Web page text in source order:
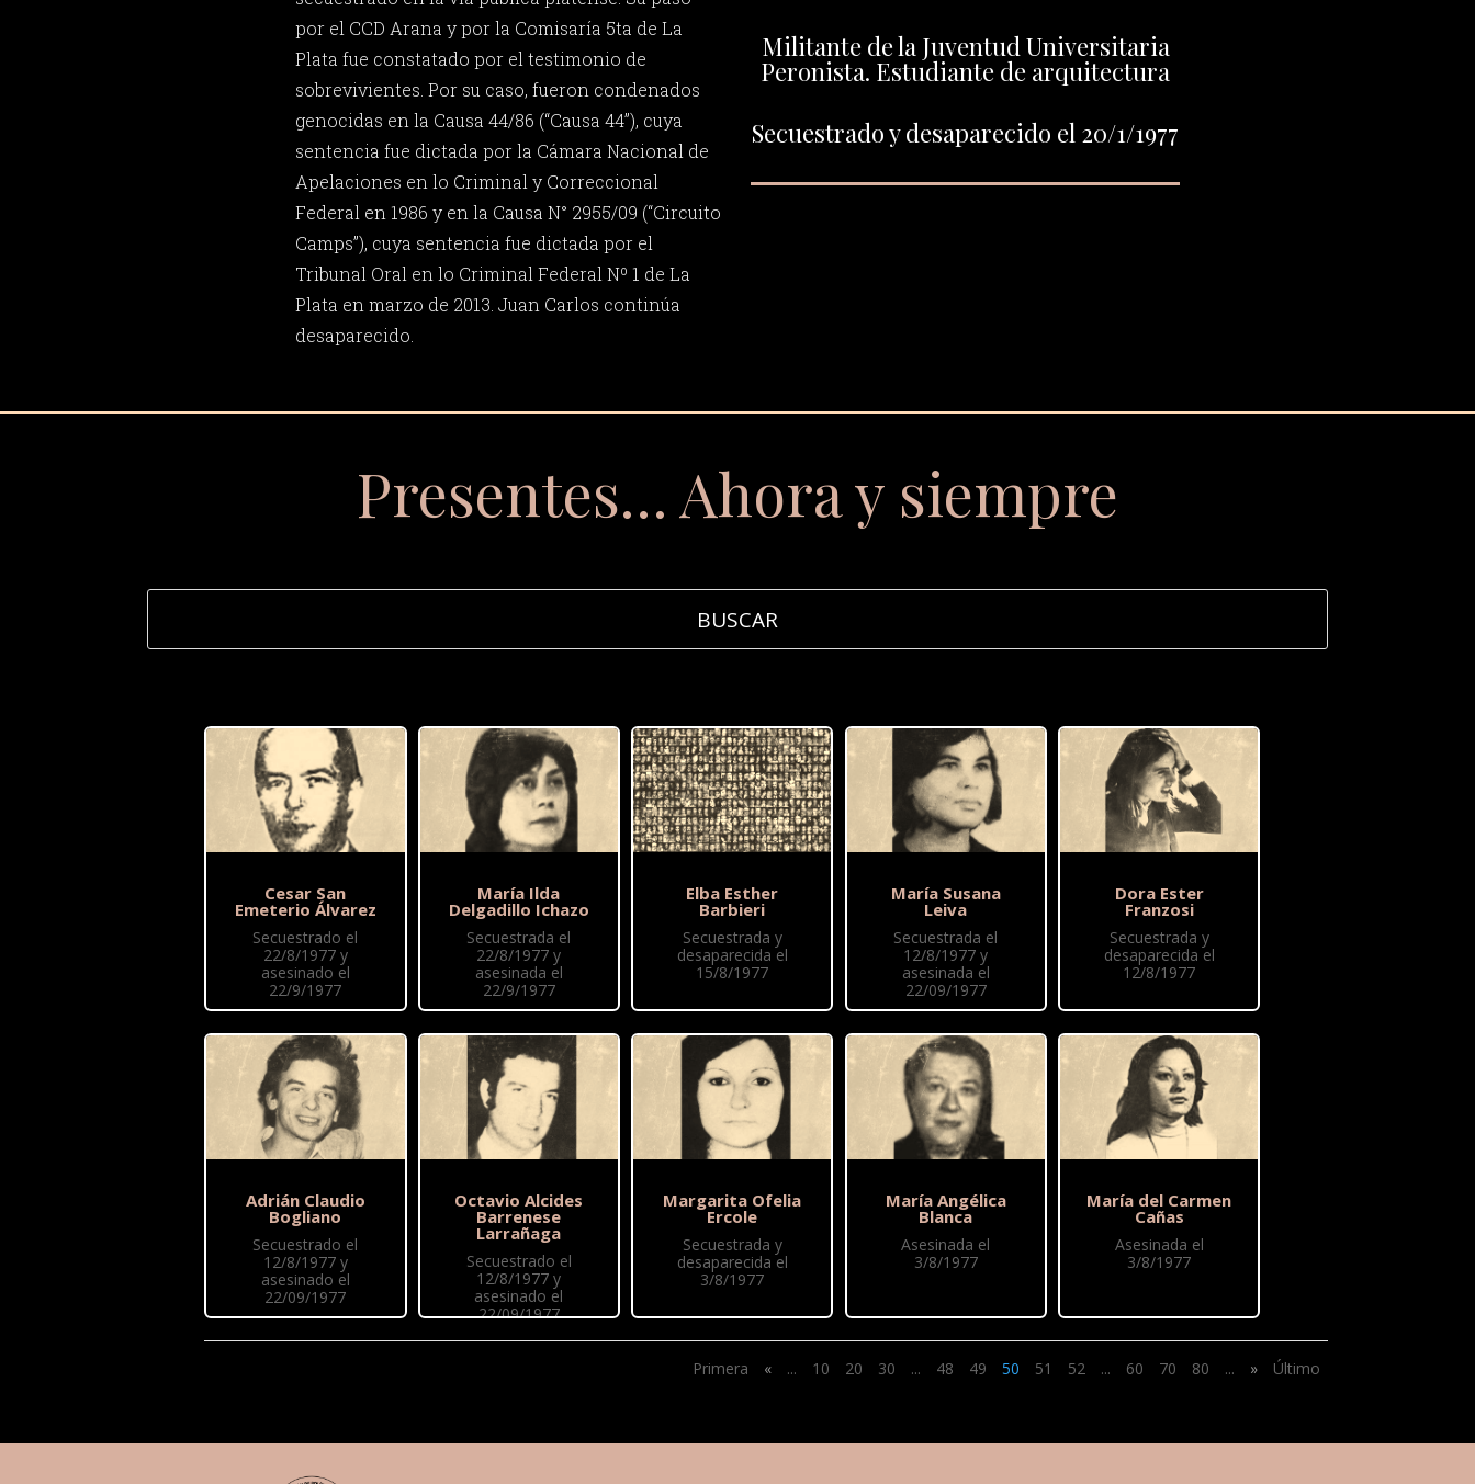
por el CCD Arana y por la Comisaría 5ta de La
Plata fue constatado por el testimonio de
sobrevivientes. Por su caso, fueron condenados
genocidas en la Causa 44/86 (“Causa 44”), cuya
sentencia fue dictada por la Cámara Nacional de
Apelaciones en lo Criminal y Correccional
Federal en 1986 y en la Causa N° 2955/09 (“Circuito
Camps”), cuya sentencia fue dictada por el
Tribunal Oral en lo Criminal Federal Nº 1 de La
Plata en marzo de 2013. Juan Carlos continúa
desaparecido.
Militante de la Juventud Universitaria
Peronista. Estudiante de arquitectura
Secuestrado y desaparecido el 20/1/1977
Presentes… Ahora y siempre
Cesar San
Emeterio Álvarez
Secuestrado el
22/8/1977 y
asesinado el
22/9/1977
Adrián Claudio
Bogliano
Secuestrado el
12/8/1977 y
asesinado el
22/09/1977
María Ilda
Delgadillo Ichazo
Secuestrada el
22/8/1977 y
asesinada el
22/9/1977
Octavio Alcides
Barrenese
Larrañaga
Secuestrado el
12/8/1977 y
asesinado el
22/09/1977
Elba Esther
Barbieri
Secuestrada y
desaparecida el
15/8/1977
Margarita Ofelia
Ercole
Secuestrada y
desaparecida el
3/8/1977
María Susana
Leiva
Secuestrada el
12/8/1977 y
asesinada el
22/09/1977
María Angélica
Blanca
Asesinada el
3/8/1977
Dora Ester
Franzosi
Secuestrada y
desaparecida el
12/8/1977
María del Carmen
Cañas
Asesinada el
3/8/1977
Primera « ... 10 20 30 ... 48 49 50 51 52 ... 60 70 80 ... » Último